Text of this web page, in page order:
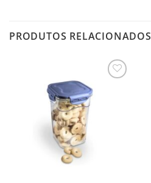
PRODUTOS RELACIONADOS